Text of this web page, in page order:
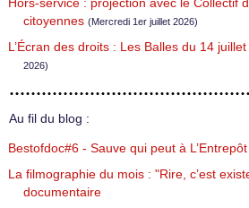
Hors-service : projection avec le Collectif
citoyennes (Mercredi 1er juillet 2026)
L’Écran des droits : Les Balles du 14
2026)
Au fil du blog :
Bestofdoc#6 - Sauve qui peut à
La filmographie du mois : "Rire, c’est
documentaire